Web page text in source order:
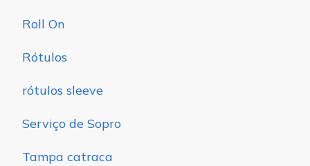
Roll On
Rótulos
rótulos sleeve
Serviço de Sopro
Tampa catraca